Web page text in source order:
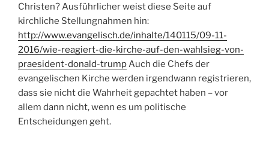
Christen? Ausführlicher weist diese Seite auf
kirchliche Stellungnahmen hin:
http://www.evangelisch.de/inhalte/140115/09-11-
2016/wie-reagiert-die-kirche-auf-den-wahlsieg-von-
praesident-donald-trumpAuch die Chefs der
evangelischen Kirche werden irgendwann registrieren,
dass sie nicht die Wahrheit gepachtet haben – vor
allem dann nicht, wenn es um politische
Entscheidungen geht.